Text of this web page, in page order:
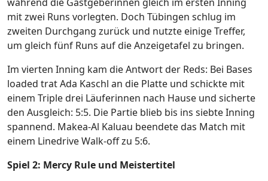
mit zwei Runs vorlegten. Doch Tübingen schlug im
zweiten Durchgang zurück und nutzte einige Treffer,
um gleich fünf Runs auf die Anzeigetafel zu bringen.
Im vierten Inning kam die Antwort der Reds: Bei Bases
loaded trat Ada Kaschl an die Platte und schickte mit
einem Triple drei Läuferinnen nach Hause und sicherte
den Ausgleich: 5:5. Die Partie blieb bis ins siebte Inning
spannend. Makea-Al Kaluau beendete das Match mit
einem Linedrive Walk-off zu 5:6.
Spiel 2: Mercy Rule und Meistertitel